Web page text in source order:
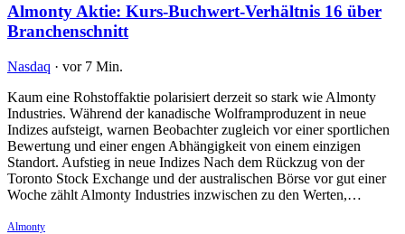
Almonty Aktie: Kurs-Buchwert-Verhältnis 16 über
Branchenschnitt
Nasdaq · vor 7 Min.
Kaum eine Rohstoffaktie polarisiert derzeit so stark wie Almonty
Industries. Während der kanadische Wolframproduzent in neue
Indizes aufsteigt, warnen Beobachter zugleich vor einer sportlichen
Bewertung und einer engen Abhängigkeit von einem einzigen
Standort. Aufstieg in neue Indizes Nach dem Rückzug von der
Toronto Stock Exchange und der australischen Börse vor gut einer
Woche zählt Almonty Industries inzwischen zu den Werten,…
Almonty